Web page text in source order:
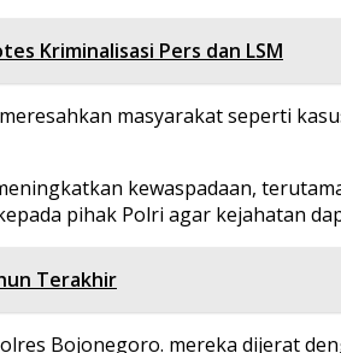
Kriminalisasi Pers dan LSM
masyarakat seperti
kewaspadaan,
pihak Polri agar kejahatan
Terakhir
Bojonegoro. mereka dijerat